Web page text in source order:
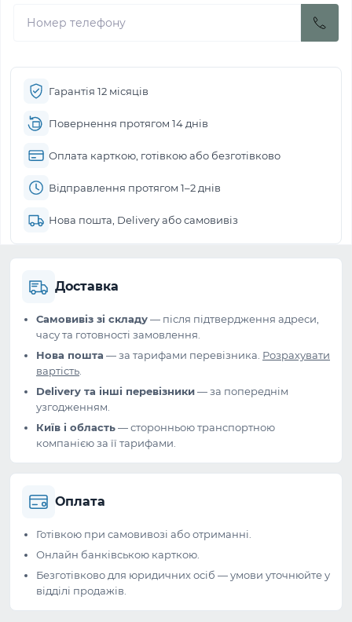
Гарантія 12 місяців
Повернення протягом 14 днів
Оплата карткою, готівкою або безготівково
Відправлення протягом 1–2 днів
Нова пошта, Delivery або самовивіз
Доставка
Самовивіз зі складу— після підтвердження адреси,
часу та готовності замовлення.
Нова пошта — за тарифами перевізника. Розрахувати
вартість
Delivery та інші перевізники— за попереднім
узгодженням.
Київ і область— сторонньою транспортною
компанією за її тарифами.
Оплата
Готівкою при самовивозі або отриманні.
Онлайн банківською карткою.
Безготівково для юридичних осіб — умови уточнюйте у
відділі продажів.